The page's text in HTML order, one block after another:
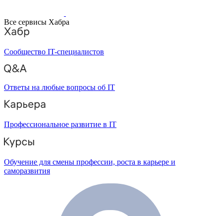
Все сервисы Хабра
Сообщество IT-специалистов
Ответы на любые вопросы об IT
Профессиональное развитие в IT
Обучение для смены профессии, роста в карьере и
саморазвития